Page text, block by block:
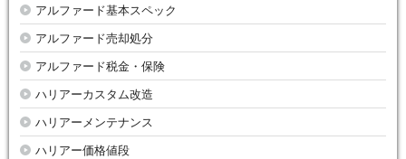
アルファード基本スペック
アルファード売却処分
アルファード税金・保険
ハリアーカスタム改造
ハリアーメンテナンス
ハリアー価格値段